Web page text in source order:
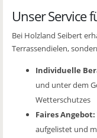
Unser Service
Bei Holzland Seibert
Terrassendielen,
Individuelle
und unter dem
Wetterschutzes
Faires Angebot:
aufgelistet und